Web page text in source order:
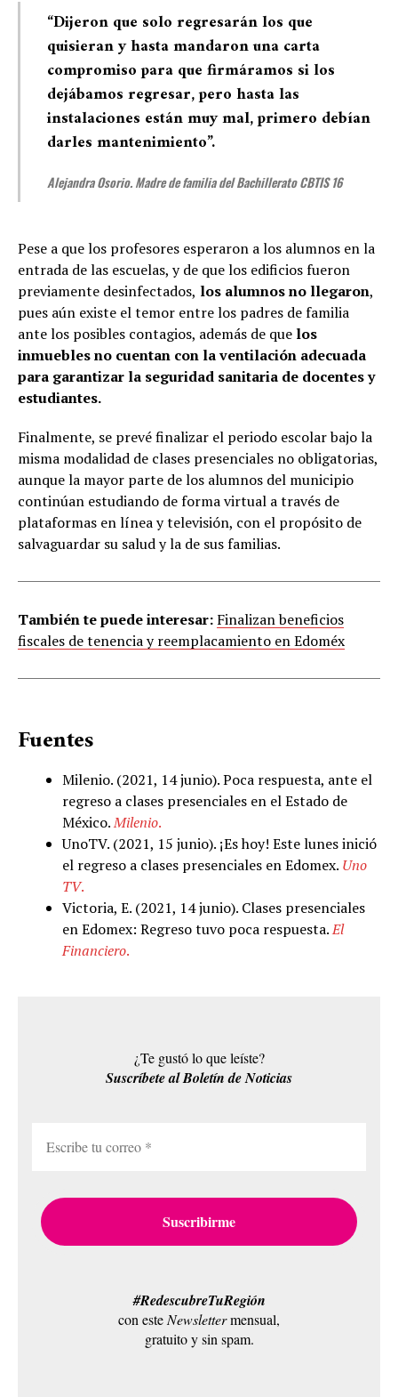
“Dijeron que solo regresarán los que
quisieran y hasta mandaron una carta
compromiso para que firmáramos si los
dejábamos regresar, pero hasta las
instalaciones están muy mal, primero debían
darles mantenimiento”.
Alejandra Osorio. Madre de familia del Bachillerato CBTIS 16
Pese a que los profesores esperaron a los alumnos en la
entrada de las escuelas, y de que los edificios fueron
previamente desinfectados, los alumnos no llegaron,
pues aún existe el temor entre los padres de familia
ante los posibles contagios, además de que los
inmuebles no cuentan con la ventilación adecuada
para garantizar la seguridad sanitaria de docentes y
estudiantes.
Finalmente, se prevé finalizar el periodo escolar bajo la
misma modalidad de clases presenciales no obligatorias,
aunque la mayor parte de los alumnos del municipio
continúan estudiando de forma virtual a través de
plataformas en línea y televisión, con el propósito de
salvaguardar su salud y la de sus familias.
También te puede interesar: Finalizan beneficios
fiscales de tenencia y reemplacamiento en Edoméx
Fuentes
Milenio. (2021, 14 junio). Poca respuesta, ante el
regreso a clases presenciales en el Estado de
México.Milenio.
UnoTV. (2021, 15 junio). ¡Es hoy! Este lunes inició
el regreso a clases presenciales en Edomex. Uno
TV.
Victoria, E. (2021, 14 junio). Clases presenciales
en Edomex: Regreso tuvo poca respuesta.El
Financiero.
¿Te gustó lo que leíste?
Suscríbete al Boletín de Noticias
#RedescubreTuRegión
con este Newslettermensual,
gratuito y sin spam.